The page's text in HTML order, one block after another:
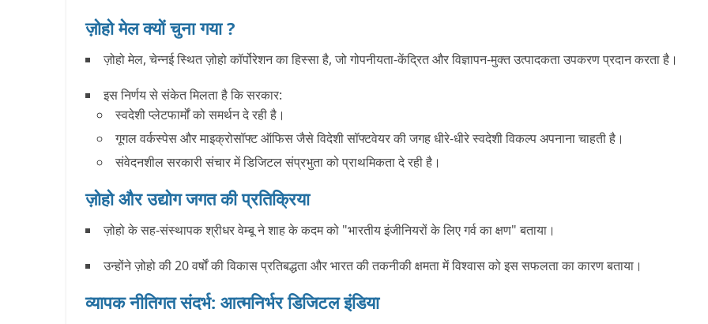
ज़ोहो मेल क्यों चुना गया ?
ज़ोहो मेल, चेन्नई स्थितज़ोहो कॉर्पोरेशनका हिस्सा है, जो गोपनीयता-केंद्रित और विज्ञापन-मुक्त उत्पादकता उपकरण प्रदान करता है।
इस निर्णय से संकेत मिलता है कि सरकार:
स्वदेशी प्लेटफार्मों को समर्थन दे रही है।
गूगल वर्कस्पेस और माइक्रोसॉफ्ट ऑफिस जैसे विदेशी सॉफ्टवेयर की जगह धीरे-धीरे स्वदेशी विकल्प अपनाना चाहती है।
संवेदनशील सरकारी संचार मेंडिजिटल संप्रभुताको प्राथमिकता दे रही है।
ज़ोहो और उद्योग जगत की प्रतिक्रिया
ज़ोहो के सह-संस्थापकश्रीधर वेम्बूने शाह के कदम को "भारतीय इंजीनियरों के लिए गर्व का क्षण" बताया।
उन्होंने ज़ोहो की 20 वर्षों की विकास प्रतिबद्धता और भारत की तकनीकी क्षमता में विश्वास को इस सफलता का कारण बताया।
व्यापक नीतिगत संदर्भ: आत्मनिर्भर डिजिटल इंडिया